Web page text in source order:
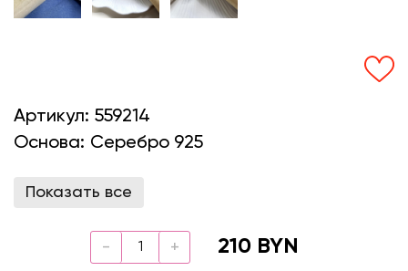
Артикул: 559214
Основа: Серебро 925
Показать все
210 BYN